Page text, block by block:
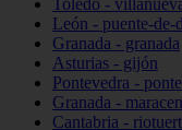
Toledo -
León - puente-
Granada - granada
Asturias - gijón
Pontevedra -
Granada -
Cantabria -